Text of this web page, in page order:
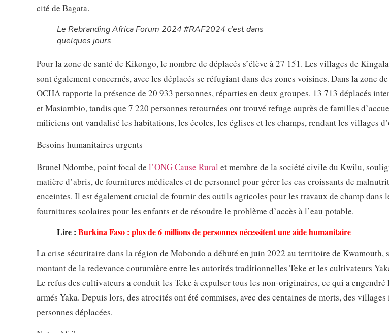
cité de Bagata.
Le Rebranding Africa Forum 2024 #RAF2024 c’est dans
quelques jours
Pour la zone de santé de Kikongo, le nombre de déplacés s’élève à 27 151. Les villages de
sont également concernés, avec les déplacés se réfugiant dans des zones voisines. Dans la zone
OCHA rapporte la présence de 20 933 personnes, réparties en deux groupes. 13 713 déplacés
et Masiambio, tandis que 7 220 personnes retournées ont trouvé refuge auprès de familles
miliciens ont vandalisé les habitations, les écoles, les églises et les champs, rendant les villages
Besoins humanitaires urgents
Brunel Ndombe, point focal de l’ONG Cause Rural et membre de la société civile du Kwilu,
matière d’abris, de fournitures médicales et de personnel pour gérer les cas croissants de
enceintes. Il est également crucial de fournir des outils agricoles pour les travaux de champ dans
fournitures scolaires pour les enfants et de résoudre le problème d’accès à l’eau potable.
Lire : Burkina Faso : plus de 6 millions de personnes nécessitent une aide humanitaire
La crise sécuritaire dans la région de Mobondo a débuté en juin 2022 au territoire de Kwamouth,
montant de la redevance coutumière entre les autorités traditionnelles Teke et les cultivateurs
Le refus des cultivateurs a conduit les Teke à expulser tous les non-originaires, ce qui a
armés Yaka. Depuis lors, des atrocités ont été commises, avec des centaines de morts, des
personnes déplacées.